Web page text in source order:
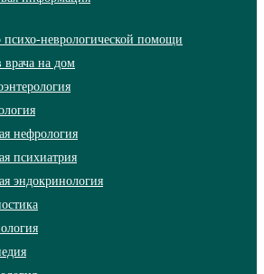
психо-неврологической помощи
врача на дом
нефрология
психиатрия
эндокринология